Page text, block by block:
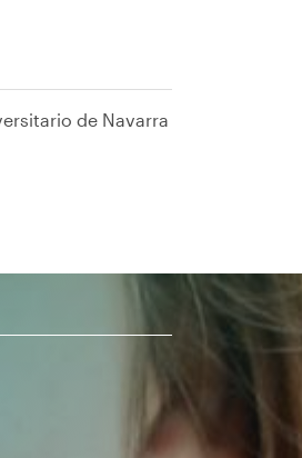
de Navarra